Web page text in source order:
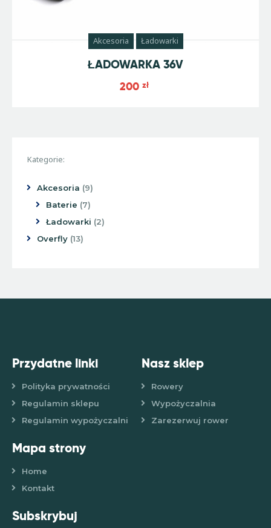
Akcesoria Ładowarki
ŁADOWARKA 36V
200 zł
Kategorie:
Akcesoria 9
Baterie
7
Ładowarki
2
Overfly 13
Przydatne linki
Polityka prywatności
Regulamin sklepu
Regulamin wypożyczalni
Nasz sklep
Rowery
Wypożyczalnia
Zarezerwuj rower
Mapa strony
Home
Kontakt
Subskrybuj